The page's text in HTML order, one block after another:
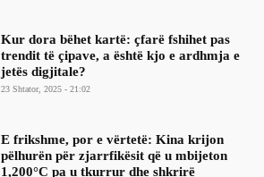
Kur dora bëhet kartë: çfarë fshihet pas
trendit të çipave, a është kjo e ardhmja e
jetës digjitale?
23 Shtator, 2025 - 21:02
​E frikshme, por e vërtetë: Kina krijon
pëlhurën për zjarrfikësit që u mbijeton
1,200°C pa u tkurrur dhe shkrirë